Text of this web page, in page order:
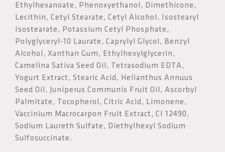
Ethylhexanoate, Phenoxyethanol, Dimethicone,
Lecithin, Cetyl Stearate, Cetyl Alcohol, Isostearyl
Isostearate, Potassium Cetyl Phosphate,
Polyglyceryl-10 Laurate, Caprylyl Glycol, Benzyl
Alcohol, Xanthan Gum, Ethylhexylglycerin,
Camelina Sativa Seed Oil, Tetrasodium EDTA,
Yogurt Extract, Stearic Acid, Helianthus Annuus
Seed Oil, Juniperus Communis Fruit Oil, Ascorbyl
Palmitate, Tocopherol, Citric Acid, Limonene,
Vaccinium Macrocarpon Fruit Extract, CI 12490,
Sodium Laureth Sulfate, Diethylhexyl Sodium
Sulfosuccinate.